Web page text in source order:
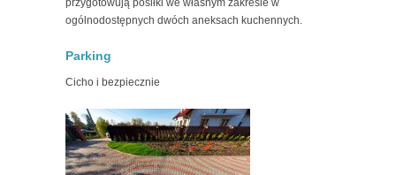
przygotowują posiłki we własnym zakresie w
ogólnodostępnych dwóch aneksach kuchennych.
Parking
Cicho i bezpiecznie